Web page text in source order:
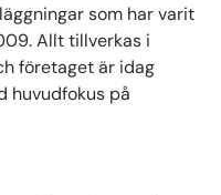
som har varit
Allt tillverkas i
företaget är idag
huvudfokus på